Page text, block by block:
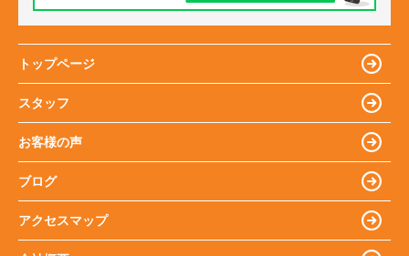
トップページ
スタッフ
お客様の声
ブログ
アクセスマップ